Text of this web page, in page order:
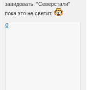
завидовать. "Северстали"
пока это не светит.
0